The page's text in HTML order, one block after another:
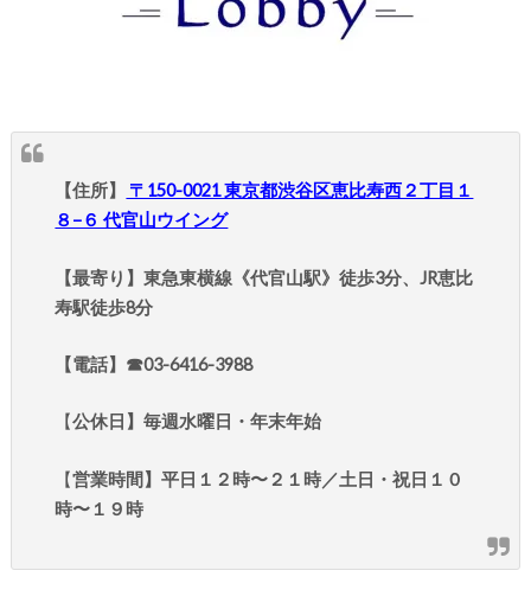
【住所】
〒150-0021 東京都渋谷区恵比寿西２丁目１
８−６ 代官山ウイング
【最寄り】東急東横線《代官山駅》徒歩3分、JR恵比
寿駅徒歩8分
【電話】☎︎03-6416-3988
【公休日】毎週水曜日・年末年始
【営業時間】平日１２時〜２１時／土日・祝日１０
時〜１９時